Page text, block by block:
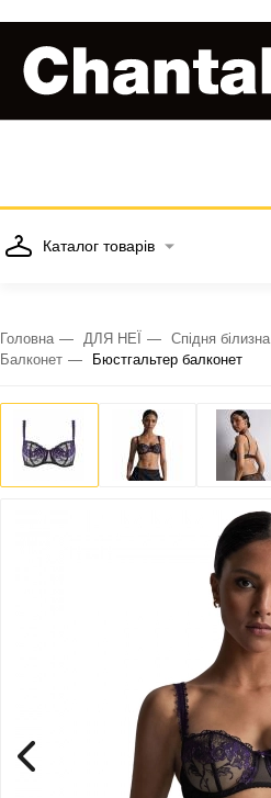
Каталог товарів
Головна ДЛЯ НЕЇ Спідня білизна
Балконет
Бюстгальтер балконет